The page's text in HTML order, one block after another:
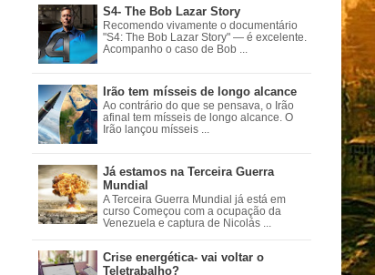
S4- The Bob Lazar Story
Recomendo vivamente o documentário
"S4: The Bob Lazar Story" — é excelente.
Acompanho o caso de Bob ...
Irão tem mísseis de longo alcance
Ao contrário do que se pensava, o Irão
afinal tem mísseis de longo alcance. O
Irão lançou mísseis ...
Já estamos na Terceira Guerra
Mundial
A Terceira Guerra Mundial já está em
curso Começou com a ocupação da
Venezuela e captura de Nicolás ...
Crise energética- vai voltar o
Teletrabalho?